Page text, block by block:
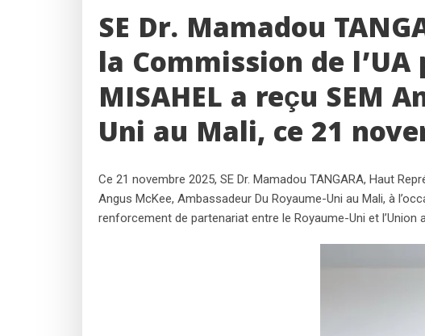
SE Dr. Mamadou
la Commission de
MISAHEL a reçu SEM
Uni au Mali, ce 21
Ce 21 novembre 2025, SE Dr. Mamadou TANGARA, Haut
Angus McKee, Ambassadeur Du Royaume-Uni au Mali, à
renforcement de partenariat entre le Royaume-Uni et l’Union